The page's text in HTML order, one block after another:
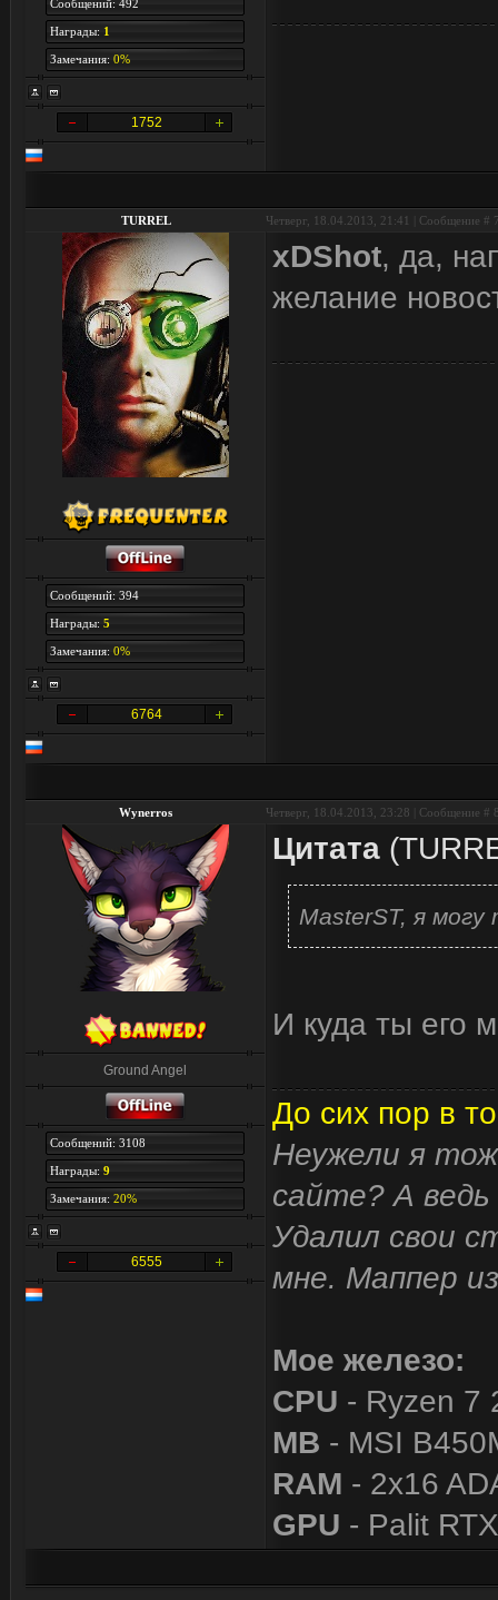
Сообщений: 492
Награды: 1
Замечания: 0%
1752
TURREL Четверг, 18.04.2013, 21:41 | Сообщение #
Сообщений: 394
Награды: 5
Замечания: 0%
6764
xDShot, да,
желание
Wynerros Четверг, 18.04.2013, 23:28 | Сообщение #
Ground Angel
Сообщений: 3108
Награды: 9
Замечания: 20%
6555
Цитата (
MasterST, я
И куда ты его
До сих пор в
Неужели я
сайте? А
Удалил свои
мне. Маппер
Мое железо:
CPU - Ryzen 7
MB - MSI
RAM - 2x16
GPU - Palit